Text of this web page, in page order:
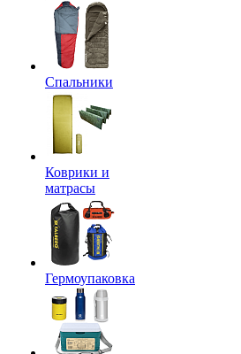
Спальники
Коврики и
матрасы
Гермоупаковка